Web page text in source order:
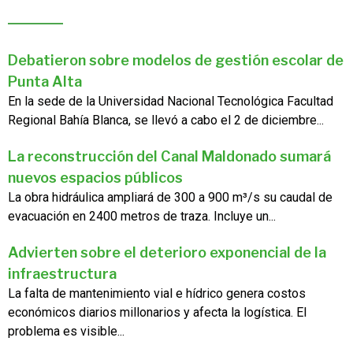
Debatieron sobre modelos de gestión escolar de
Punta Alta
En la sede de la Universidad Nacional Tecnológica Facultad
Regional Bahía Blanca, se llevó a cabo el 2 de diciembre...
La reconstrucción del Canal Maldonado sumará
nuevos espacios públicos
La obra hidráulica ampliará de 300 a 900 m³/s su caudal de
evacuación en 2400 metros de traza. Incluye un...
Advierten sobre el deterioro exponencial de la
infraestructura
La falta de mantenimiento vial e hídrico genera costos
económicos diarios millonarios y afecta la logística. El
problema es visible...